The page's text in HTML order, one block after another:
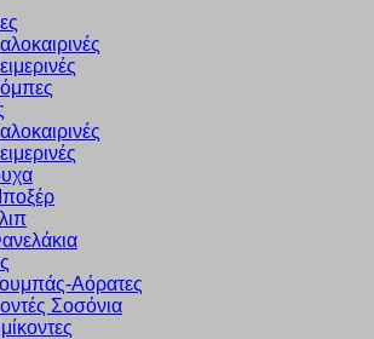
Αόρατες
Σοσόνια